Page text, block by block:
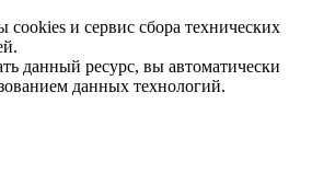
cookies и сервис сбора технических
данный ресурс, вы автоматически
данных технологий.